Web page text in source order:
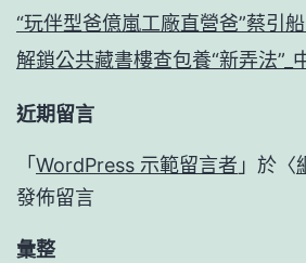
“玩伴型爸億嵐工廠直營爸”蔡引
解鎖公共藏書樓查包養“新弄法”_
近期留言
「 WordPress 示範留言者 」於〈
發佈留言
彙整